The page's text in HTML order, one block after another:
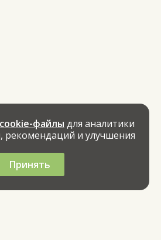
cookie-файлы для аналитики
рекомендаций и улучшения
Принять